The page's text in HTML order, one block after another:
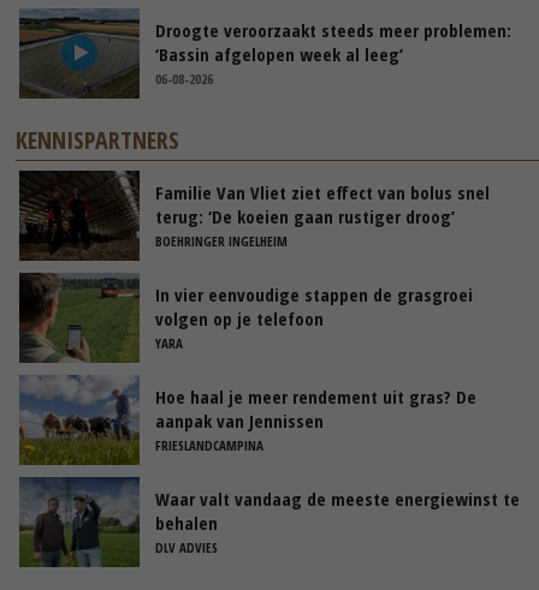
Droogte veroorzaakt steeds meer problemen:
‘Bassin afgelopen week al leeg’
06-08-2026
KENNISPARTNERS
Familie Van Vliet ziet effect van bolus snel
terug: ‘De koeien gaan rustiger droog’
BOEHRINGER INGELHEIM
In vier eenvoudige stappen de grasgroei
volgen op je telefoon
YARA
Hoe haal je meer rendement uit gras? De
aanpak van Jennissen
FRIESLANDCAMPINA
Waar valt vandaag de meeste energiewinst te
behalen
DLV ADVIES